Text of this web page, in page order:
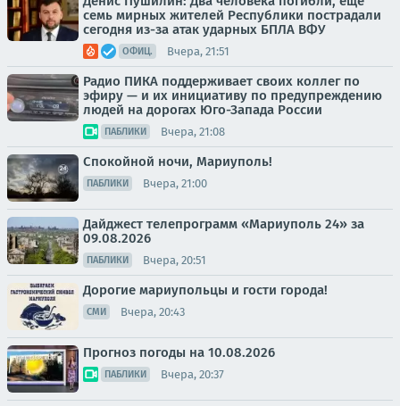
семь мирных жителей Республики пострадали
сегодня из-за атак ударных БПЛА ВФУ
ОФИЦ. Вчера, 21:51
Радио ПИКА поддерживает своих коллег по
эфиру — и их инициативу по предупреждению
людей на дорогах Юго-Запада России
ПАБЛИКИ Вчера, 21:08
Спокойной ночи, Мариуполь!
ПАБЛИКИ Вчера, 21:00
Дайджест телепрограмм «Мариуполь 24» за
09.08.2026
ПАБЛИКИ Вчера, 20:51
Дорогие мариупольцы и гости города!
СМИ Вчера, 20:43
Прогноз погоды на 10.08.2026
ПАБЛИКИ Вчера, 20:37